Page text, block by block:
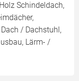
Schindeldach,
/ Dachstuhl,
Lärm- /